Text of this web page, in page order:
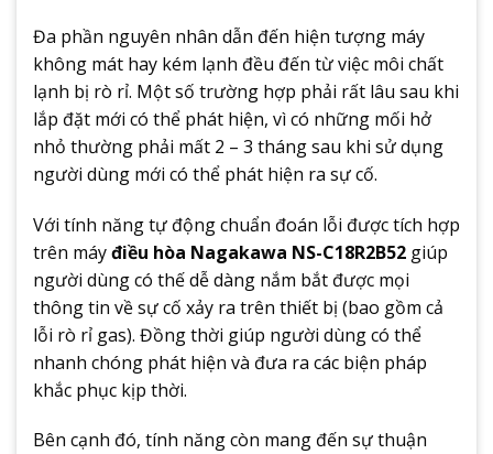
Đa phần nguyên nhân dẫn đến hiện tượng máy
không mát hay kém lạnh đều đến từ việc môi chất
lạnh bị rò rỉ. Một số trường hợp phải rất lâu sau khi
lắp đặt mới có thể phát hiện, vì có những mối hở
nhỏ thường phải mất 2 – 3 tháng sau khi sử dụng
người dùng mới có thể phát hiện ra sự cố.
Với tính năng tự động chuẩn đoán lỗi được tích hợp
trên máyđiều hòa Nagakawa NS-C18R2B52 giúp
người dùng có thế dễ dàng nắm bắt được mọi
thông tin về sự cố xảy ra trên thiết bị (bao gồm cả
lỗi rò rỉ gas). Đồng thời giúp người dùng có thể
nhanh chóng phát hiện và đưa ra các biện pháp
khắc phục kịp thời.
Bên cạnh đó, tính năng còn mang đến sự thuận